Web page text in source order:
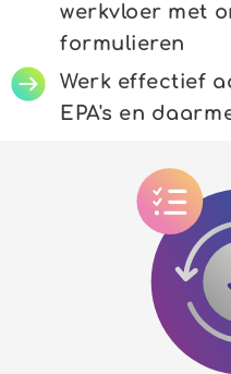
werkvloer met
formulieren
Werk effectief
EPA's en